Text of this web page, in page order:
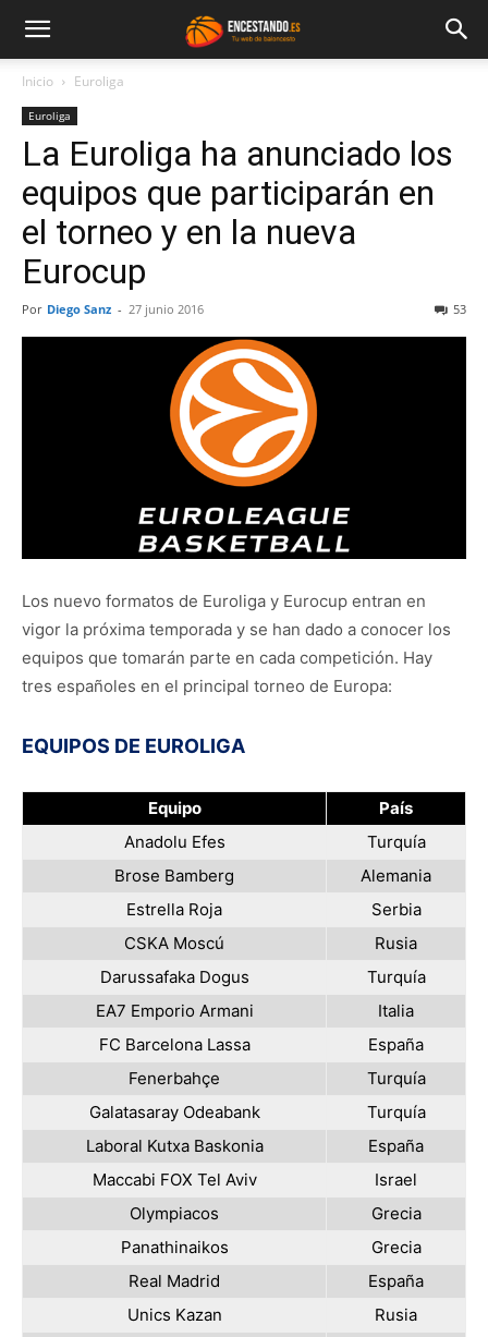
Inicio Euroliga
Euroliga
La Euroliga ha anunciado los
equipos que participarán en
el torneo y en la nueva
Eurocup
Por Diego Sanz - 27 junio 2016 53
Los nuevo formatos de Euroliga y Eurocup entran en
vigor la próxima temporada y se han dado a conocer los
equipos que tomarán parte en cada competición. Hay
tres españoles en el principal torneo de Europa:
EQUIPOS DE EUROLIGA
Equipo
País
Anadolu Efes
Turquía
Brose Bamberg
Alemania
Estrella Roja
Serbia
CSKA Moscú
Rusia
Darussafaka Dogus
Turquía
EA7 Emporio Armani
Italia
FC Barcelona Lassa
España
Fenerbahçe
Turquía
Galatasaray Odeabank
Turquía
Laboral Kutxa Baskonia
España
Maccabi FOX Tel Aviv
Israel
Olympiacos
Grecia
Panathinaikos
Grecia
Real Madrid
España
Unics Kazan
Rusia